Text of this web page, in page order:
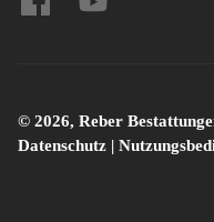
© 2026, Reber
Datenschutz |